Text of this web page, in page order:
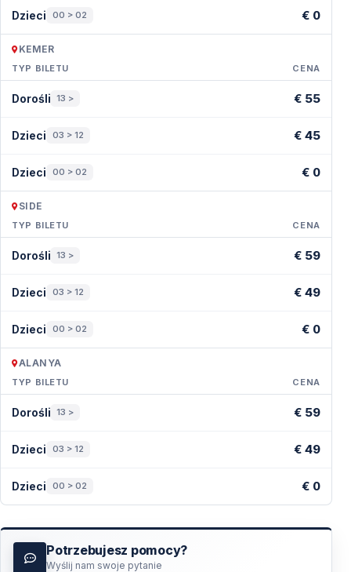
Zazwyczaj 1,5–2 godziny wystarczą na spokojne
zwiedzanie.
Czy można robić zdjęcia?
fotografii przyrodniczej.
Czy park jest otwarty przez cały rok?
Tak — dzięki zamkniętej, kontrolowanej przestrzeni
można go odwiedzać o każdej porze roku.
Odwiedź Świat Motyli w Antalyi i zanurz się w magii
tropikalnej przyrody.
Dzieci 00 > 02 € 0
KEMER
TYP BILETU CENA
Dorośli 13 > € 55
Dzieci 03 > 12 € 45
Dzieci 00 > 02 € 0
SIDE
TYP BILETU CENA
Dorośli 13 > € 59
Dzieci 03 > 12 € 49
Dzieci 00 > 02 € 0
ALANYA
TYP BILETU CENA
Dorośli 13 > € 59
Dzieci 03 > 12 € 49
Dzieci 00 > 02 € 0
Potrzebujesz pomocy?
Wyślij nam swoje pytanie